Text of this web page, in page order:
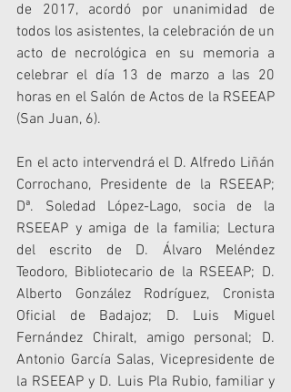
de 2017, acordó por unanimidad de
todos los asistentes, la celebración de un
acto de necrológica en su memoria a
celebrar el día 13 de marzo a las 20
horas en el Salón de Actos de la RSEEAP
(San Juan, 6).
En el acto intervendrá el D. Alfredo Liñán
Corrochano, Presidente de la RSEEAP;
Dª. Soledad López-Lago, socia de la
RSEEAP y amiga de la familia; Lectura
del escrito de D. Álvaro Meléndez
Teodoro, Bibliotecario de la RSEEAP; D.
Alberto González Rodríguez, Cronista
Oficial de Badajoz; D. Luis Miguel
Fernández Chiralt, amigo personal; D.
Antonio García Salas, Vicepresidente de
la RSEEAP y D. Luis Pla Rubio, familiar y